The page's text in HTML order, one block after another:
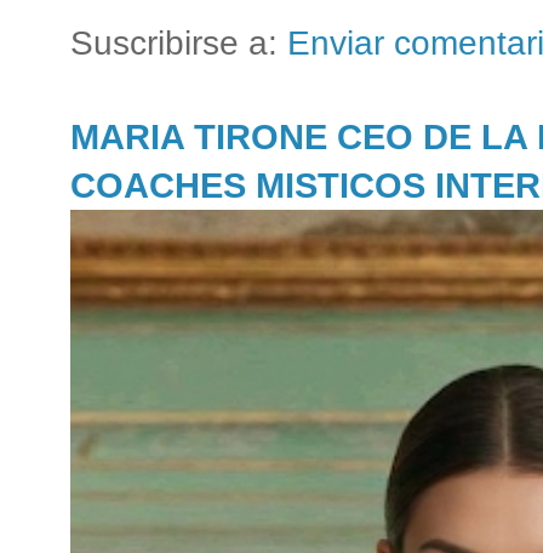
Suscribirse a: Enviar
MARIA TIRONE CEO DE LA
COACHES MISTICOS